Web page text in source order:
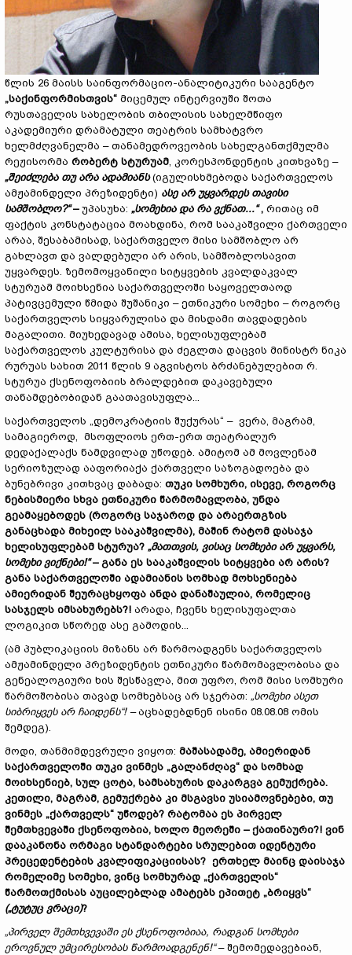
წლის 26 მაისს საინფორმაციო-ანალიტიკური სააგენტო
„საქინფორმისთვის“ მიცემულ ინტერვიუში შოთა
რუსთაველის სახელობის თბილისის სახელმწიფო
აკადემიური დრამატული თეატრის სამხატვრო
ხელმძღვანელმა – თანამედროვეობის სახელგანთქმულმა
რეჟისორმა რობერტ სტურუამ, კორესპონდენტის კითხვაზე –
„შეიძლება თუ არა ადამიანს(იგულისხმებოდა საქართველოს
ამჟამინდელი პრეზიდენტი) ასე არ უყვარდეს თავისი
სამშობლო?“–უპასუხა: „სომეხია და რა ვქნათ...“, რითაც იმ
ფაქტის კონსტატაცია მოახდინა, რომ სააკაშვილი ქართველი
არაა, შესაბამისად, საქართველო მისი სამშობლო არ
გახლავთ და ვალდებული არ არის, სამშობლოსავით
უყვარდეს. ზემომოყვანილი სიტყვების კვალდაკვალ
სტურუამ მოიხსენია საქართველოში საყოველთაოდ
პატივცემული წმიდა შუშანიკი – ეთნიკური სომეხი – როგორც
საქართველოს სიყვარულისა და მისდამი თავდადების
მაგალითი. მიუხედავად ამისა, ხელისუფლებამ
საქართველოს კულტურისა და ძეგლთა დაცვის მინისტრ ნიკა
რურუას სახით 2011 წლის 9 აგვისტოს ბრძანებულებით რ.
სტურუა ქსენოფობიის ბრალდებით დაკავებული
თანამდებობიდან გაათავისუფლა...
საქართველოს „დემოკრატიის შუქურას“ – ვერა, მაგრამ,
სამაგიეროდ, მსოფლიოს ერთ-ერთ თეატრალურ
დედაქალაქს ნამდვილად უწოდებ. ამიტომ ამ მოვლენამ
სერიოზულად ააფორიაქა ქართველი საზოგადოება და
ბუნებრივი კითხვაც დაბადა: თუკი სომხური, ისევე, როგორც
ნებისმიერი სხვა ეთნიკური წარმომავლობა, უნდა
გეამაყებოდეს (როგორც საჯაროდ და არაერთგზის
განაცხადა მიხეილ სააკაშვილმა), მაშინ რატომ დასაჯა
ხელისუფლებამ სტურუა? „მათთვის, ვისაც სომხები არ უყვარს,
სომეხი ვიქნები!“– განა ეს სააკაშვილის სიტყვები არ არის?
განა საქართველოში ადამიანის სომხად მოხსენიება
ამიერიდან შეურაცხყოფა ანდა დანაშაულია, რომელიც
სასჯელს იმსახურებს?! არადა, ჩვენს ხელისუფალთა
ლოგიკით სწორედ ასე გამოდის...
(ამ პუბლიკაციის მიზანს არ წარმოადგენს საქართველოს
ამჟამინდელი პრეზიდენტის ეთნიკური წარმომავლობისა და
გენეალოგიური ხის შესწავლა, მით უფრო, რომ მისი სომხური
წარმოშობისა თავად სომხებსაც არ სჯერათ: „სომეხი ასეთ
სიბრიყვეს არ ჩაიდენს“! –აცხადებდნენ ისინი 08.08.08 ომის
შემდეგ).
მოდი, თანმიმდევრული ვიყოთ: მაშასადამე, ამიერიდან
საქართველოში თუკი ვინმეს „გალანძღავ“ და სომხად
მოიხსენიებ, სულ ცოტა, სამსახურის დაკარგვა გემუქრება.
კეთილი, მაგრამ, გემუქრება კი მსგავსი უსიამოვნებები, თუ
ვინმეს „ქართველს“ უწოდებ? რატომაა ეს პირველ
შემთხვევაში ქსენოფობია, ხოლო მეორეში – ქათინაური?! ვინ
დააკანონა ორმაგი სტანდარტები სრულებით იდენტური
პრეცედენტების კვალიფიკაციისას? ერთხელ მაინც დაისაჯა
რომელიმე სომეხი, ვინც სომხურად „ქართველის“
წარმოთქმისას აუცილებლად ამატებს ეპითეტ „ბრიყვს“
(„ტუტუც ვრაცი)?
„პირველ შემთხვევაში ეს ქსენოფობიაა, რადგან სომხები
ეროვნულ უმცირესობას წარმოადგენენ!“– შემომედავებიან,